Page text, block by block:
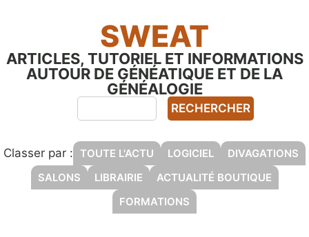
SWEAT
ARTICLES, TUTORIEL ET INFORMATIONS
AUTOUR DE GÉNÉATIQUE ET DE LA
GÉNÉALOGIE
RECHERCHER
Classer par : TOUTE L'ACTU LOGICIEL
DIVAGATIONS
SALONS
LIBRAIRIE
ACTUALITÉ BOUTIQUE
FORMATIONS